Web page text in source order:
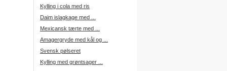
Indkøbsliste på SMS
på SMS.
For at benytte SMS funktionen,
Kylling i cola med ris
Daim islagkage med ...
Mexicansk tærte med ...
Amagergryde med kål og ...
Svensk pølseret
Kylling med grøntsager ...